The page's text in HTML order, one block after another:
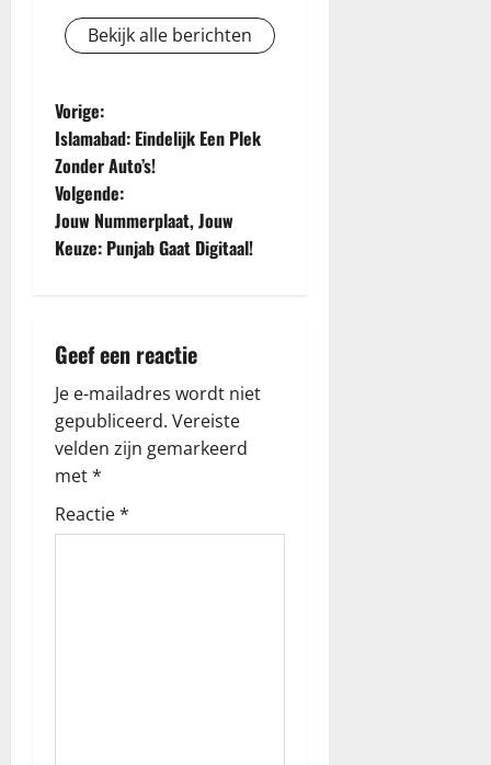
Bekijk alle berichten
B
e
r
i
h
t
n
a
v
Vorige:
Islamabad: Eindelijk Een Plek
Zonder Auto’s!
Volgende:
Jouw Nummerplaat, Jouw
Keuze: Punjab Gaat Digitaal!
Geef een reactie
Je e-mailadres wordt niet
gepubliceerd. Vereiste
velden zijn gemarkeerd
met*
Reactie*